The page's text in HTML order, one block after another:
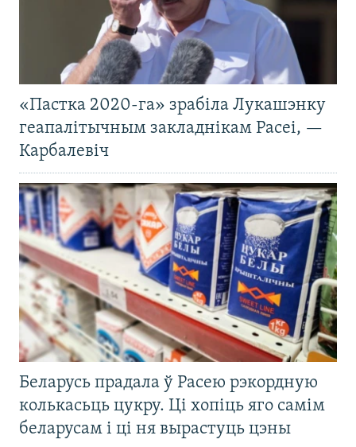
«Пастка 2020-га» зрабіла Лукашэнку
геапалітычным закладнікам Расеі, —
Карбалевіч
Беларусь прадала ў Расею рэкордную
колькасьць цукру. Ці хопіць яго самім
беларусам і ці ня вырастуць цэны